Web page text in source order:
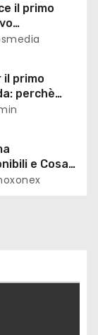
il primo
il quale
del
il primo
perchè
e Cosa